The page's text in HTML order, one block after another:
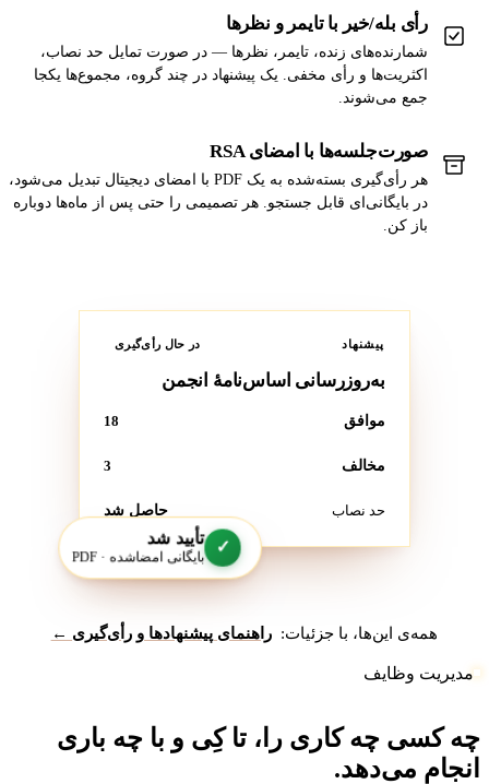
رأی بله/خیر با تایمر و نظرها
شمارنده‌های زنده، تایمر، نظرها — در صورت تمایل حد نصاب،
اکثریت‌ها و رأی مخفی. یک پیشنهاد در چند گروه، مجموع‌ها یکجا
جمع می‌شوند.
صورت‌جلسه‌ها با امضای RSA
هر رأی‌گیری بسته‌شده به یک PDF با امضای دیجیتال تبدیل می‌شود،
در بایگانی‌ای قابل جستجو. هر تصمیمی را حتی پس از ماه‌ها دوباره
باز کن.
پیشنهاد در حال رأی‌گیری
به‌روزرسانی اساس‌نامهٔ انجمن
موافق 18
مخالف
حد نصاب حاصل شد
✓ تأیید شد
بایگانی امضاشده · PDF
همه‌ی این‌ها، با جزئیات: راهنمای پیشنهادها و رأی‌گیری ←
مدیریت وظایف
چه کسی چه کاری را، تا کِی و با چه باری
انجام می‌دهد.